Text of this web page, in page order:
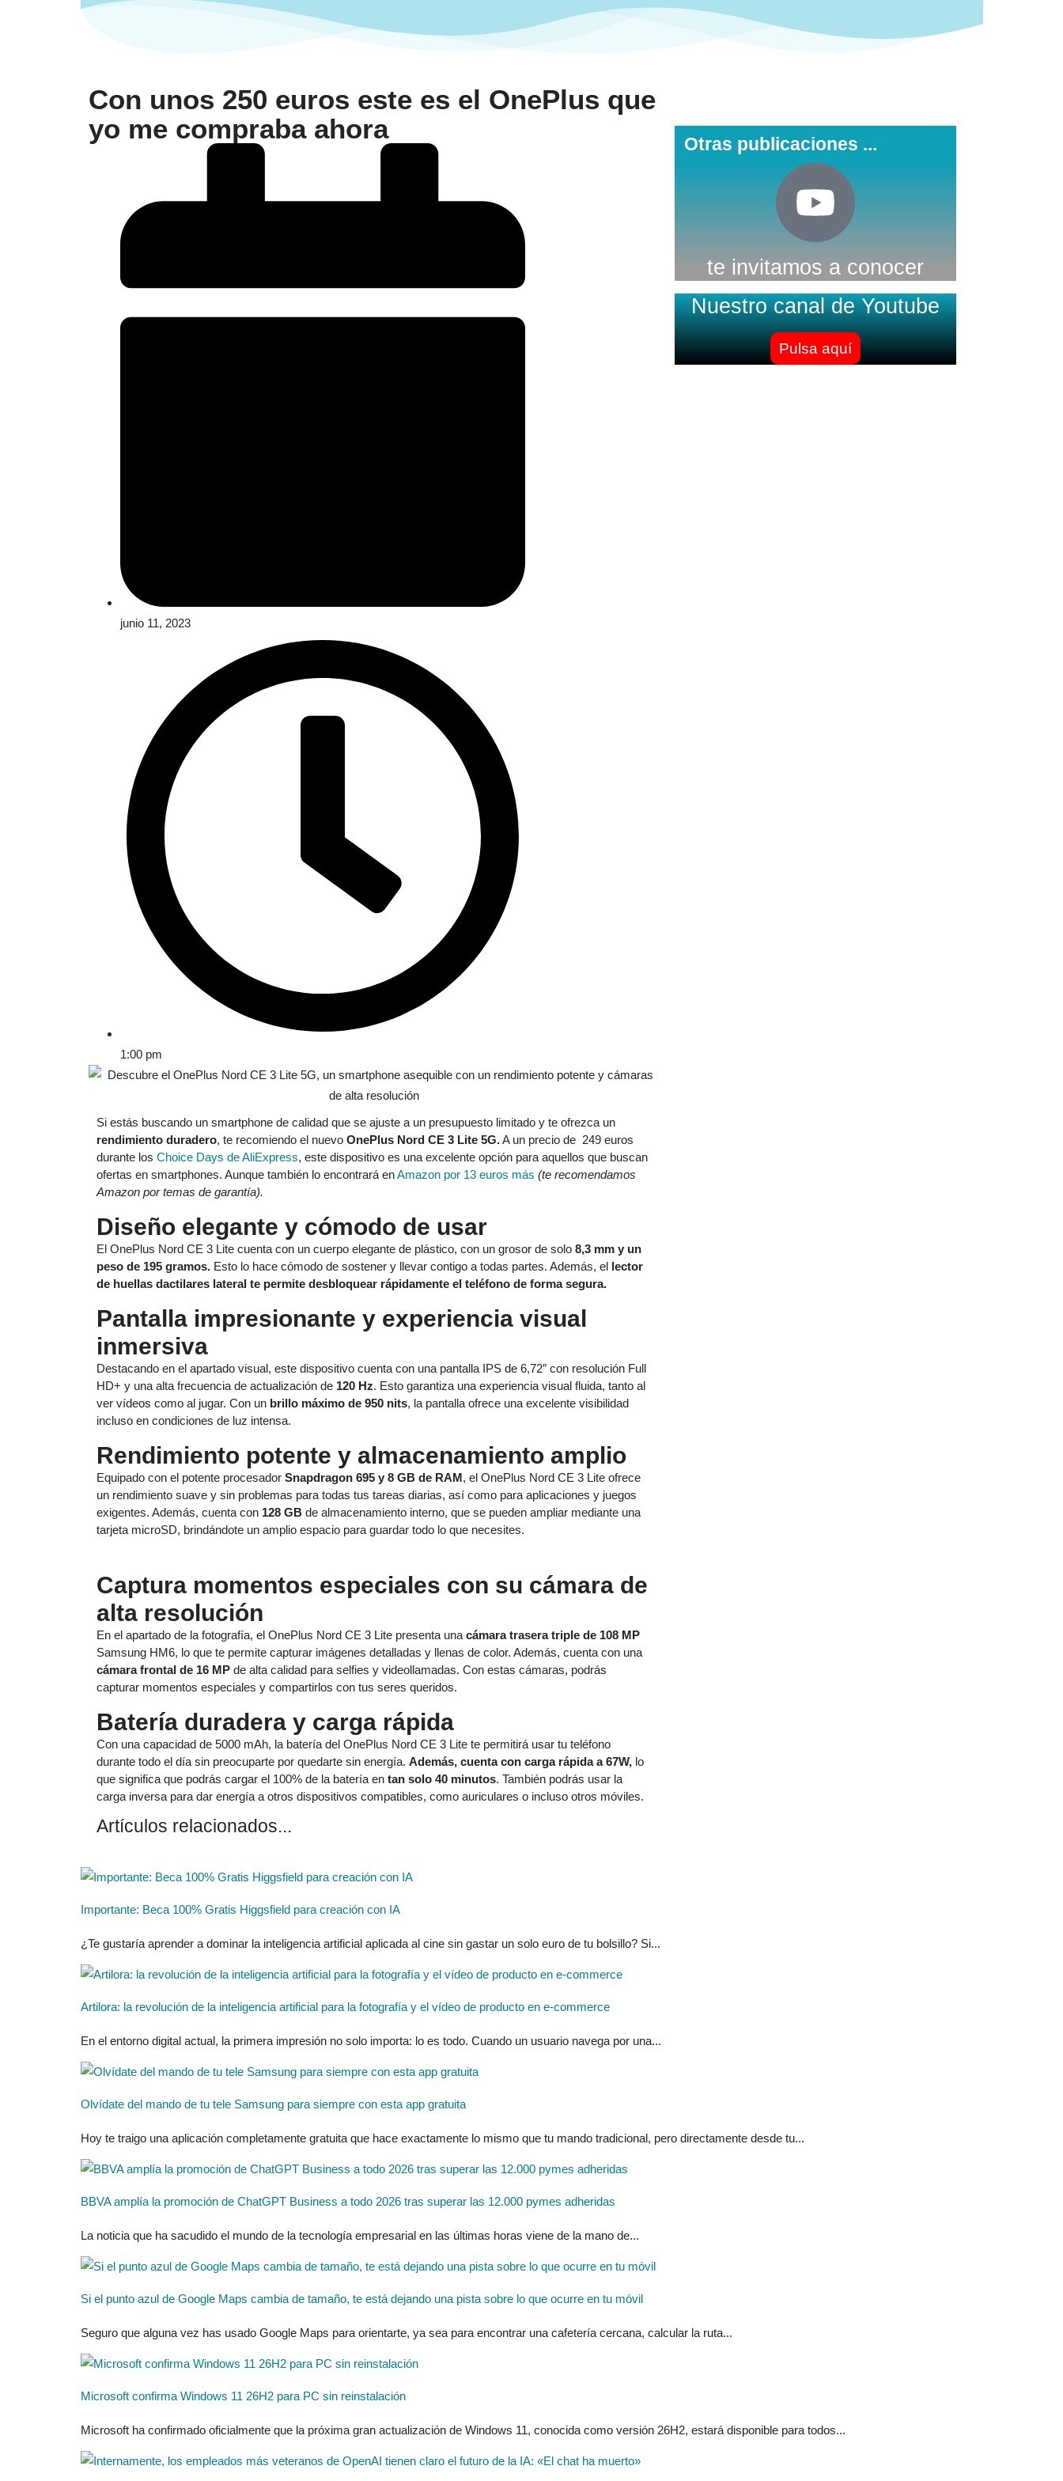
Con unos 250 euros este es el OnePlus que
yo me compraba ahora
junio 11, 2023
1:00 pm
Si estás buscando un smartphone de calidad que se ajuste a un presupuesto limitado y te ofrezca un
rendimiento duradero, te recomiendo el nuevo OnePlus Nord CE 3 Lite 5G.A un precio de 249 euros
durante los Choice Days de AliExpress, este dispositivo es una excelente opción para aquellos que buscan
ofertas en smartphones. Aunque también lo encontrará enAmazon por 13 euros más (te recomendamos
Amazon por temas de garantía).
Diseño elegante y cómodo de usar
El OnePlus Nord CE 3 Lite cuenta con un cuerpo elegante de plástico, con un grosor de solo 8,3 mm y un
peso de 195 gramos. Esto lo hace cómodo de sostener y llevar contigo a todas partes. Además, el
lector
de huellas dactilares lateral te permite desbloquear rápidamente el teléfono de forma segura.
Pantalla impresionante y experiencia visual
inmersiva
Destacando en el apartado visual, este dispositivo cuenta con una pantalla IPS de 6,72″ con resolución Full
HD+ y una alta frecuencia de actualización de 120 Hz. Esto garantiza una experiencia visual fluida, tanto al
ver vídeos como al jugar. Con un brillo máximo de 950 nits, la pantalla ofrece una excelente visibilidad
incluso en condiciones de luz intensa.
Rendimiento potente y almacenamiento amplio
Equipado con el potente procesador Snapdragon 695 y 8 GB de RAM , el OnePlus Nord CE 3 Lite ofrece
un rendimiento suave y sin problemas para todas tus tareas diarias, así como para aplicaciones y juegos
exigentes. Además, cuenta con 128 GB de almacenamiento interno, que se pueden ampliar mediante una
tarjeta microSD, brindándote un amplio espacio para guardar todo lo que necesites.
Captura momentos especiales con su cámara de
alta resolución
En el apartado de la fotografía, el OnePlus Nord CE 3 Lite presenta unacámara trasera triple de 108 MP
Samsung HM6, lo que te permite capturar imágenes detalladas y llenas de color. Además, cuenta con una
cámara frontal de 16 MP de alta calidad para selfies y videollamadas. Con estas cámaras, podrás
capturar momentos especiales y compartirlos con tus seres queridos.
Batería duradera y carga rápida
Con una capacidad de 5000 mAh, la batería del OnePlus Nord CE 3 Lite te permitirá usar tu teléfono
durante todo el día sin preocuparte por quedarte sin energía. Además, cuenta con carga rápida a 67W, lo
que significa que podrás cargar el 100% de la batería en tan solo 40 minutos. También podrás usar la
carga inversa para dar energía a otros dispositivos compatibles, como auriculares o incluso otros móviles.
Artículos relacionados...
Otras publicaciones ...
te invitamos a conocer
Nuestro canal de Youtube
Pulsa aquí
Importante: Beca 100% Gratis Higgsfield para creación con IA
¿Te gustaría aprender a dominar la inteligencia artificial aplicada al cine sin gastar un solo euro de tu bolsillo? Si...
Artilora: la revolución de la inteligencia artificial para la fotografía y el vídeo de producto en e-commerce
En el entorno digital actual, la primera impresión no solo importa: lo es todo. Cuando un usuario navega por una...
Olvídate del mando de tu tele Samsung para siempre con esta app gratuita
Hoy te traigo una aplicación completamente gratuita que hace exactamente lo mismo que tu mando tradicional, pero directamente desde tu...
BBVA amplía la promoción de ChatGPT Business a todo 2026 tras superar las 12.000 pymes adheridas
La noticia que ha sacudido el mundo de la tecnología empresarial en las últimas horas viene de la mano de...
Si el punto azul de Google Maps cambia de tamaño, te está dejando una pista sobre lo que ocurre en tu móvil
Seguro que alguna vez has usado Google Maps para orientarte, ya sea para encontrar una cafetería cercana, calcular la ruta...
Microsoft confirma Windows 11 26H2 para PC sin reinstalación
Microsoft ha confirmado oficialmente que la próxima gran actualización de Windows 11, conocida como versión 26H2, estará disponible para todos...